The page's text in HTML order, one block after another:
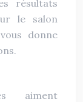
résultats
le salon
donne
aiment